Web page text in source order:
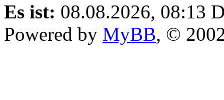
Es ist: 08.08.2026, 08:13
Powered by MyBB, ©